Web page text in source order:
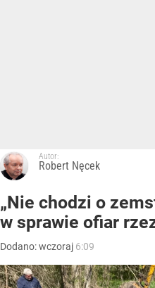
Autor:
Robert Nęcek
„Nie chodzi o
w sprawie ofiar
Dodano:wczoraj 6:09